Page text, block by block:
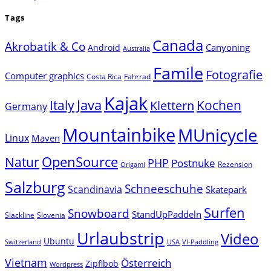
Tags
Akrobatik & Co Android Australia Canada Canyoning
Computer graphics Costa Rica Fahrrad Famile Fotografie
Germany Italy Java Kajak Klettern Kochen
Linux Maven MountainbikeMUnicycle
NaturOpenSource Origami PHP Postnuke Rezension
SalzburgScandinavia Schneeschuhe Skatepark
Slackline Slovenia Snowboard StandUpPaddeln Surfen
Switzerland Ubuntu Urlaubstrip USA VI-Paddling Video
Vietnam Wordpress Zipflbob Österreich